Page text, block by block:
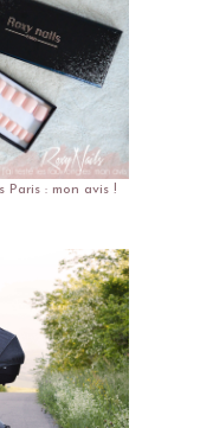
Paris : mon avis !